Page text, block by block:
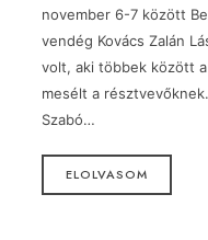
november 6-7 között
vendég Kovács Zalán
volt, aki többek között
mesélt a
Szabó…
ELOLVASOM